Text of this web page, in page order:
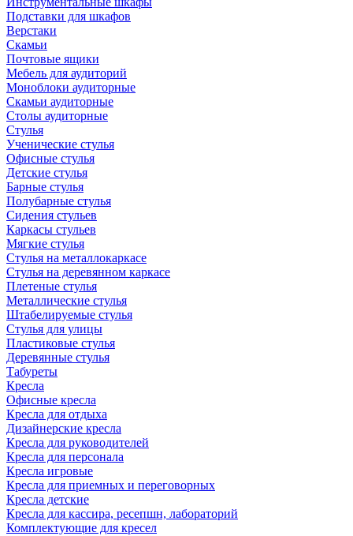
Подставки для шкафов
Верстаки
Скамьи
Почтовые ящики
Мебель для аудиторий
Моноблоки аудиторные
Скамьи аудиторные
Столы аудиторные
Стулья
Ученические стулья
Офисные стулья
Детские стулья
Барные стулья
Полубарные стулья
Сидения стульев
Каркасы стульев
Мягкие стулья
Стулья на металлокаркасе
Стулья на деревянном каркасе
Плетеные стулья
Металлические стулья
Штабелируемые стулья
Стулья для улицы
Пластиковые стулья
Деревянные стулья
Табуреты
Кресла
Офисные кресла
Кресла для отдыха
Дизайнерские кресла
Кресла для руководителей
Кресла для персонала
Кресла игровые
Кресла для приемных и переговорных
Кресла детские
Кресла для кассира, ресепшн, лабораторий
Комплектующие для кресел